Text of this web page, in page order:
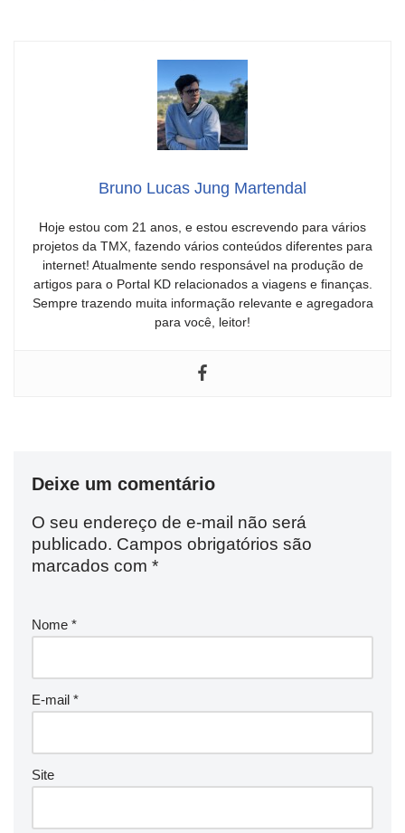
Bruno Lucas Jung Martendal
Hoje estou com 21 anos, e estou escrevendo para vários
projetos da TMX, fazendo vários conteúdos diferentes para
internet! Atualmente sendo responsável na produção de
artigos para o Portal KD relacionados a viagens e finanças.
Sempre trazendo muita informação relevante e agregadora
para você, leitor!
Deixe um comentário
O seu endereço de e-mail não será
publicado. Campos obrigatórios são
marcados com *
Nome *
E-mail *
Site